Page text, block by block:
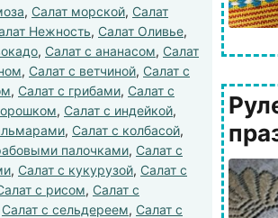
, Салат морской, Салат
Нежность, Салат Оливье,
, Салат с ананасом, Салат
, Салат с ветчиной, Салат с
, Салат с грибами, Салат с
, Салат с индейкой,
, Салат с колбасой,
палочками, Салат с
, Салат с кукурузой, Салат с
с рисом, Салат с
Салат с сельдереем, Салат с